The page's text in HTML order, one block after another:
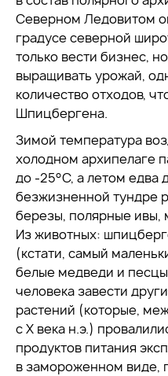
Северном Ледовитом
градусе северной
только вести бизнес,
выращивать урожай,
количество отходов,
Шпицбергена.
Зимой температура
холодном архипелаге
до -25°C, а летом едва
безжизненной тундре
березы, полярные ивы,
Из животных:
(кстати, самый
белые медведи и
человека завести
растений (которые,
с X века н.э.)
продуктов питания
в замороженном виде,